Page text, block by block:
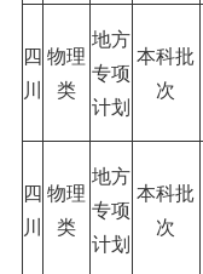
四
川
物理
类
地方
专项
计划
本科批
次
四
川
物理
类
地方
专项
计划
本科批
次